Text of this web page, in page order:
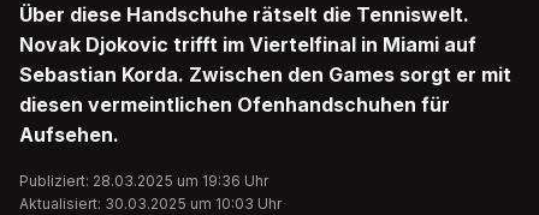
Über diese Handschuhe rätselt die Tenniswelt.
Novak Djokovic trifft im Viertelfinal in Miami auf
Sebastian Korda. Zwischen den Games sorgt er mit
diesen vermeintlichen Ofenhandschuhen für
Aufsehen.
Publiziert: 28.03.2025 um 19:36 Uhr
Aktualisiert: 30.03.2025 um 10:03 Uhr